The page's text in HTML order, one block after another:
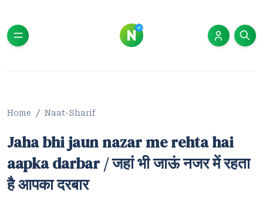
Home Naat-Sharif
Jaha bhi jaun nazar me rehta hai
aapka darbar / जहां भी जाऊं नजर में रहता
है आपका दरबार